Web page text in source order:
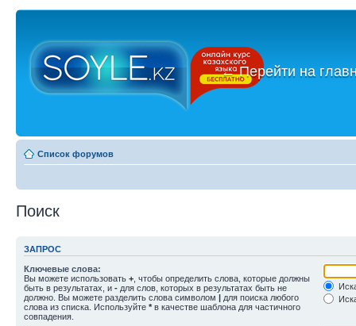
←Перейти на
Список форумов
Поиск
ЗАПРОС
Ключевые слова:
Вы можете использовать + , чтобы определить слова, которые должны
быть в результатах, и - для слов, которых в результатах быть не
должно. Вы можете разделить слова символом | для поиска любого
слова из списка. Используйте * в качестве шаблона для частичного
совпадения.